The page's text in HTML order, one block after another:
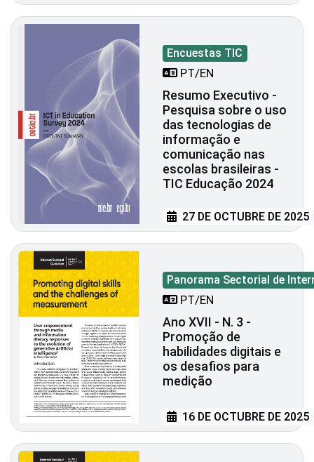
Encuestas TIC
PT/EN
Resumo Executivo -
Pesquisa sobre o uso
das tecnologias de
informação e
comunicação nas
escolas brasileiras -
TIC Educação 2024
27 DE OCTUBRE DE 2025
Panorama Sectorial de
PT/EN
Ano XVII - N. 3 -
Promoção de
habilidades digitais e
os desafios para
medição
16 DE OCTUBRE DE 2025